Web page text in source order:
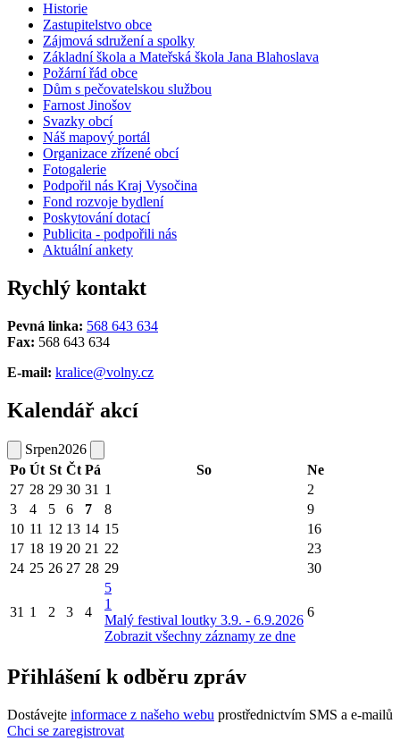
Historie
Zastupitelstvo obce
Zájmová sdružení a spolky
Základní škola a Mateřská škola Jana Blahoslava
Požární řád obce
Dům s pečovatelskou službou
Farnost Jinošov
Svazky obcí
Náš mapový portál
Organizace zřízené obcí
Fotogalerie
Podpořil nás Kraj Vysočina
Fond rozvoje bydlení
Poskytování dotací
Publicita - podpořili nás
Aktuální ankety
Rychlý kontakt
Pevná linka: 568 643 634
Fax: 568 643 634
E-mail: kralice@volny.cz
Kalendář akcí
Srpen2026
Po Út St Čt Pá So
Ne
27 28 29 30 31 1
2
3
4 5 6 7 8
9
10 11 12 13 14 15
16
17 18 19 20 21 22
23
24 25 26 27 28 29 30
31 1 2 3 4
5
1
Malý festival loutky 3.9. - 6.9.2026
Zobrazit všechny záznamy ze dne
6
Přihlášení k odběru zpráv
Dostávejte informace z našeho webu prostřednictvím SMS a e-mailů
Chci se zaregistrovat